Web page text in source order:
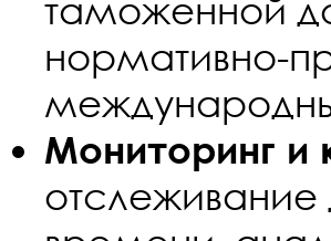
таможенной
нормативно-
Мониторинг и
отслеживание